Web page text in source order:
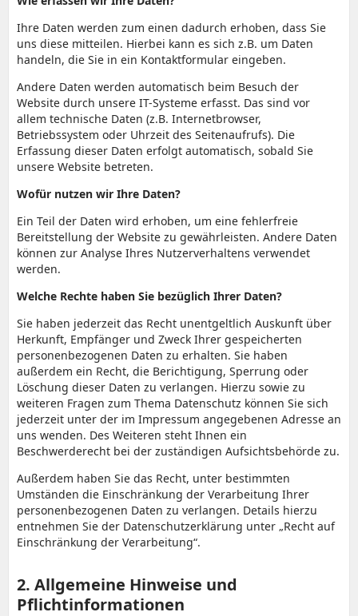
Ihre Daten werden zum einen dadurch erhoben, dass Sie
uns diese mitteilen. Hierbei kann es sich z.B. um Daten
handeln, die Sie in ein Kontaktformular eingeben.
Andere Daten werden automatisch beim Besuch der
Website durch unsere IT-Systeme erfasst. Das sind vor
allem technische Daten (z.B. Internetbrowser,
Betriebssystem oder Uhrzeit des Seitenaufrufs). Die
Erfassung dieser Daten erfolgt automatisch, sobald Sie
unsere Website betreten.
Wofür nutzen wir Ihre Daten?
Ein Teil der Daten wird erhoben, um eine fehlerfreie
Bereitstellung der Website zu gewährleisten. Andere Daten
können zur Analyse Ihres Nutzerverhaltens verwendet
werden.
Welche Rechte haben Sie bezüglich Ihrer Daten?
Sie haben jederzeit das Recht unentgeltlich Auskunft über
Herkunft, Empfänger und Zweck Ihrer gespeicherten
personenbezogenen Daten zu erhalten. Sie haben
außerdem ein Recht, die Berichtigung, Sperrung oder
Löschung dieser Daten zu verlangen. Hierzu sowie zu
weiteren Fragen zum Thema Datenschutz können Sie sich
jederzeit unter der im Impressum angegebenen Adresse an
uns wenden. Des Weiteren steht Ihnen ein
Beschwerderecht bei der zuständigen Aufsichtsbehörde zu.
Außerdem haben Sie das Recht, unter bestimmten
Umständen die Einschränkung der Verarbeitung Ihrer
personenbezogenen Daten zu verlangen. Details hierzu
entnehmen Sie der Datenschutzerklärung unter „Recht auf
Einschränkung der Verarbeitung“.
2. Allgemeine Hinweise und
Pflichtinformationen